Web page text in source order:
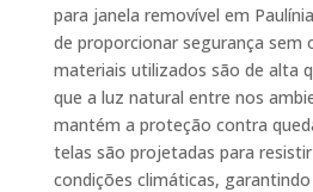
para janela removível em
de proporcionar segurança sem
materiais utilizados são de alta
que a luz natural entre nos
mantém a proteção contra
telas são projetadas para
condições climáticas,